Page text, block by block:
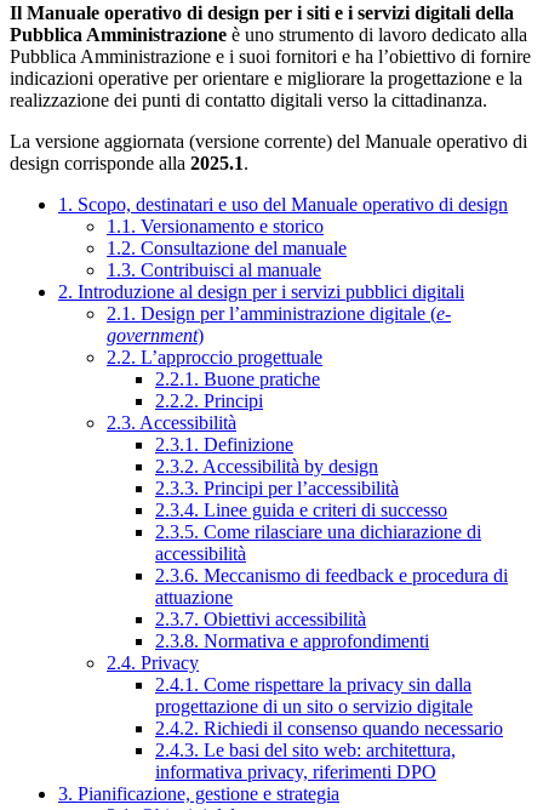
Il Manuale operativo di design per i siti e i servizi digitali della
Pubblica Amministrazione è uno strumento di lavoro dedicato alla
Pubblica Amministrazione e i suoi fornitori e ha l’obiettivo di fornire
indicazioni operative per orientare e migliorare la progettazione e la
realizzazione dei punti di contatto digitali verso la cittadinanza.
La versione aggiornata (versione corrente) del Manuale operativo di
design corrisponde alla 2025.1.
1. Scopo, destinatari e uso del Manuale operativo di design
1.1. Versionamento e storico
1.2. Consultazione del manuale
1.3. Contribuisci al manuale
2. Introduzione al design per i servizi pubblici digitali
2.1. Design per l’amministrazione digitale (e-
government)
2.2. L’approccio progettuale
2.2.1. Buone pratiche
2.2.2. Principi
2.3. Accessibilità
2.3.1. Definizione
2.3.2. Accessibilità by design
2.3.3. Principi per l’accessibilità
2.3.4. Linee guida e criteri di successo
2.3.5. Come rilasciare una dichiarazione di
accessibilità
2.3.6. Meccanismo di feedback e procedura di
attuazione
2.3.7. Obiettivi accessibilità
2.3.8. Normativa e approfondimenti
2.4. Privacy
2.4.1. Come rispettare la privacy sin dalla
progettazione di un sito o servizio digitale
2.4.2. Richiedi il consenso quando necessario
2.4.3. Le basi del sito web: architettura,
informativa privacy, riferimenti DPO
3. Pianificazione, gestione e strategia